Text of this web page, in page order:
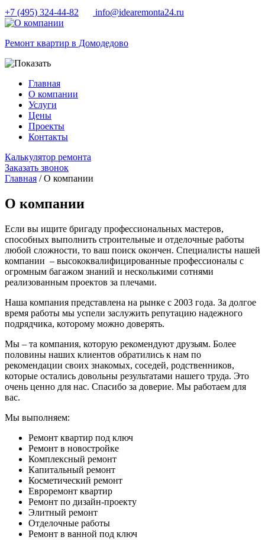
+7 (495) 324-44-82 info@idearemonta24.ru
Ремонт квартир в Домодедово
Главная
О компании
Услуги
Цены
Проекты
Контакты
Калькулятор ремонта
Заказать звонок
Главная / О компании
О компании
Если вы ищите бригаду профессиональных мастеров,
способных выполнить строительные и отделочные работы
любой сложности, то ваш поиск окончен. Специалисты нашей
компании – высококвалифицированные профессионалы с
огромным багажом знаний и несколькими сотнями
реализованным проектов за плечами.
Наша компания представлена на рынке с 2003 года. За долгое
время работы мы успели заслужить репутацию надежного
подрядчика, которому можно доверять.
Мы – та компания, которую рекомендуют друзьям. Более
половины наших клиентов обратились к нам по
рекомендации своих знакомых, соседей, родственников,
которые остались довольны результатами нашего труда. Это
очень ценно для нас. Спасибо за доверие. Мы работаем для
вас.
Мы выполняем:
Ремонт квартир под ключ
Ремонт в новостройке
Комплексный ремонт
Капитальный ремонт
Косметический ремонт
Евроремонт квартир
Ремонт по дизайн-проекту
Элитный ремонт
Отделочные работы
Ремонт в ванной под ключ